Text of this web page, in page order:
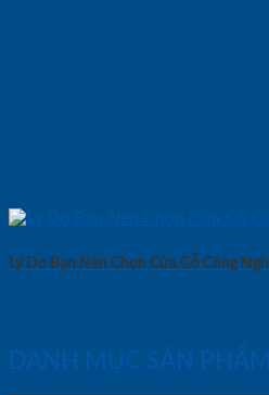
Lý Do Bạn Nên Chọn Cửa Gỗ Công
DANH MỤC SẢN PHẨM